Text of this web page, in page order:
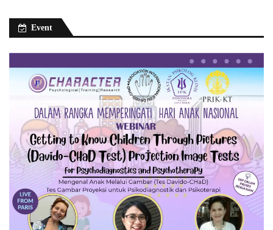
Event